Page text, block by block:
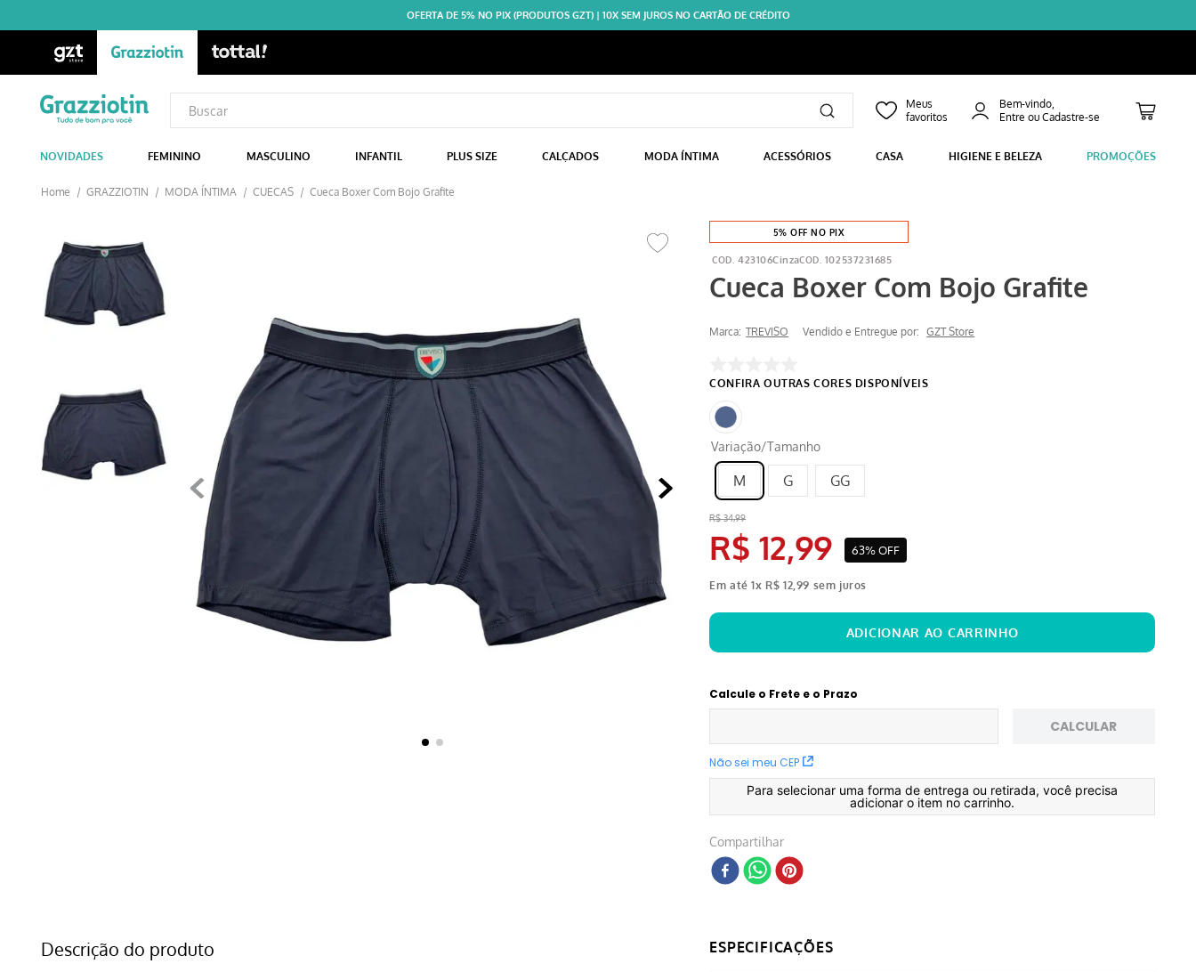
OFERTA DE 5% NO PIX (PRODUTOS GZT) | 10X SEM JUROS NO CARTÃO DE CRÉDITO
Bem-vindo,
NOVIDADES FEMININO MASCULINO INFANTIL PLUS SIZE CALÇADOS MODA ÍNTIMA ACESSÓRIOS CASA HIGIENE E BELEZA PROMOÇÕES
GRAZZIOTIN MODA ÍNTIMA CUECAS Cueca Boxer Com Bojo Grafite
5% OFF NO PIX
423106Cinza 102537231685
Cueca Boxer Com Bojo Grafite
Marca: TREVISO Vendido e Entregue por: GZT Store
Variação/Tamanho
M G GG
R$ 34,99
R$ 12,99 63%OFF
Em até1x R$ 12,99 sem juros
Calcule o Frete e o Prazo
Não sei meu CEP
CALCULAR
Para selecionar uma forma de entrega ou retirada, você precisa
adicionar o item no carrinho.
Compartilhar
Descrição do produto